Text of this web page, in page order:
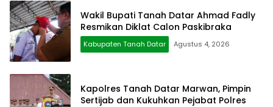
Wakil Bupati Tanah Datar Ahmad Fadly
Resmikan Diklat Calon Paskibraka
Kabupaten Tanah Datar Agustus 4, 2026
Kapolres Tanah Datar Marwan, Pimpin
Sertijab dan Kukuhkan Pejabat Polres